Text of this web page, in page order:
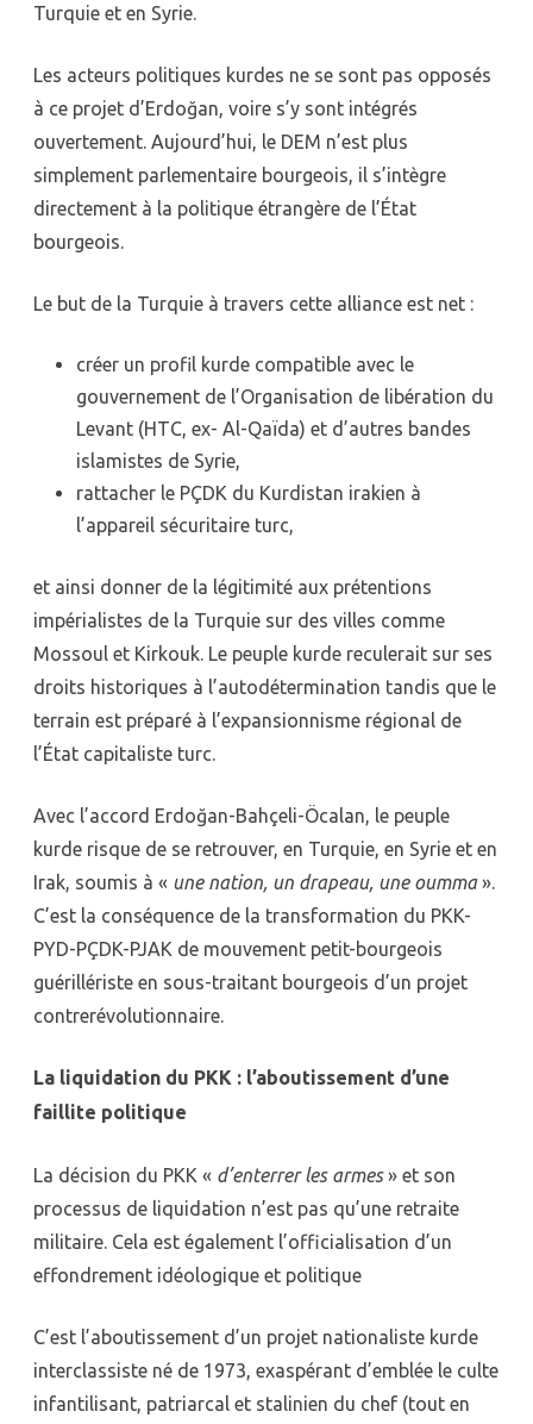
Turquie et en Syrie.
Les acteurs politiques kurdes ne se sont pas opposés
à ce projet d’Erdoğan, voire s’y sont intégrés
ouvertement. Aujourd’hui, le DEM n’est plus
simplement parlementaire bourgeois, il s’intègre
directement à la politique étrangère de l’État
bourgeois.
Le but de la Turquie à travers cette alliance est net :
créer un profil kurde compatible avec le
gouvernement de l’Organisation de libération du
Levant (HTC, ex- Al-Qaïda) et d’autres bandes
islamistes de Syrie,
rattacher le PÇDK du Kurdistan irakien à
l’appareil sécuritaire turc,
et ainsi donner de la légitimité aux prétentions
impérialistes de la Turquie sur des villes comme
Mossoul et Kirkouk. Le peuple kurde reculerait sur ses
droits historiques à l’autodétermination tandis que le
terrain est préparé à l’expansionnisme régional de
l’État capitaliste turc.
Avec l’accord Erdoğan-Bahçeli-Öcalan, le peuple
kurde risque de se retrouver, en Turquie, en Syrie et en
Irak, soumis à « une nation, un drapeau, une oumma».
C’est la conséquence de la transformation du PKK-
PYD-PÇDK-PJAK de mouvement petit-bourgeois
guérillériste en sous-traitant bourgeois d’un projet
contrerévolutionnaire.
La liquidation du PKK : l’aboutissement d’une
faillite politique
La décision du PKK « d’enterrer les armes» et son
processus de liquidation n’est pas qu’une retraite
militaire. Cela est également l’officialisation d’un
effondrement idéologique et politique
C’est l’aboutissement d’un projet nationaliste kurde
interclassiste né de 1973, exaspérant d’emblée le culte
infantilisant, patriarcal et stalinien du chef (tout en